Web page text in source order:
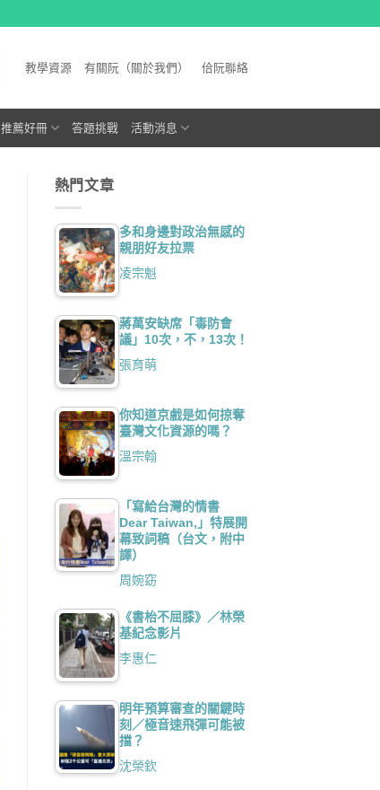
教學資源 有關阮（關於我們） 佮阮聯絡
推薦好冊 答題挑戰 活動消息
熱門文章
多和身邊對政治無感的
親朋好友拉票
凌宗魁
蔣萬安缺席「毒防會
議」10次，不，13次！
張育萌
你知道京戲是如何掠奪
臺灣文化資源的嗎？
溫宗翰
「寫給台灣的情書
Dear Taiwan,」特展開
幕致詞稿（台文，附中
譯）
周婉窈
《書枱不屈膝》／林榮
基紀念影片
李惠仁
明年預算審查的關鍵時
刻／極音速飛彈可能被
擋？
沈榮欽